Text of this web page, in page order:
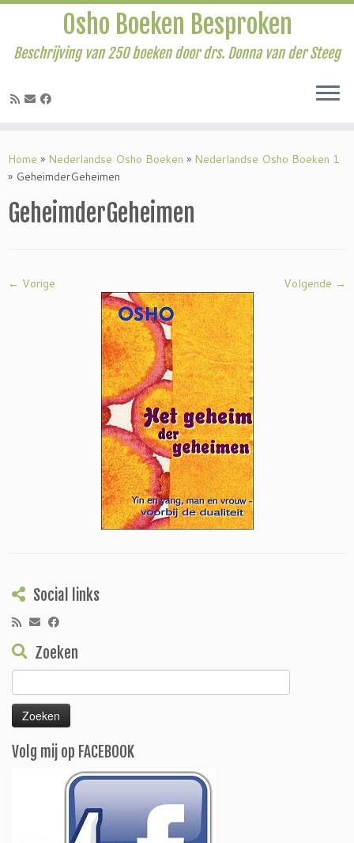
naar
inhoud
Osho Boeken Besproken
Beschrijving van 250 boeken door drs. Donna van der Steeg
Home » Nederlandse Osho Boeken » Nederlandse Osho Boeken 1
» GeheimderGeheimen
GeheimderGeheimen
← Vorige Volgende →
Social links
Zoeken
naar:
Volg mij op FACEBOOK